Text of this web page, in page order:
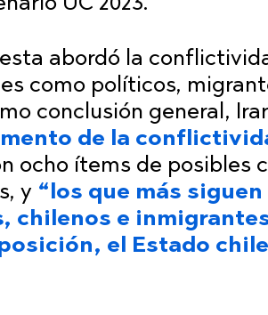
abordó la
como políticos,
conclusión general,
de la
ocho ítems de posibles
y “los que más
chilenos e
el Estado